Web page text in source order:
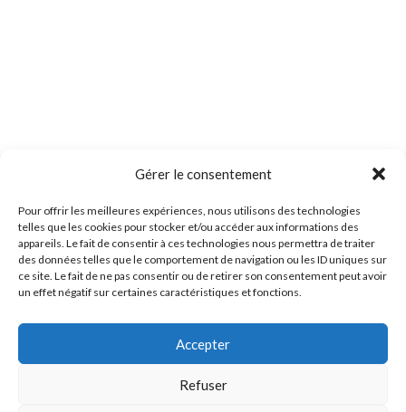
Gérer le consentement
Pour offrir les meilleures expériences, nous utilisons des technologies
telles que les cookies pour stocker et/ou accéder aux informations des
appareils. Le fait de consentir à ces technologies nous permettra de traiter
des données telles que le comportement de navigation ou les ID uniques sur
ce site. Le fait de ne pas consentir ou de retirer son consentement peut avoir
un effet négatif sur certaines caractéristiques et fonctions.
Accepter
Refuser